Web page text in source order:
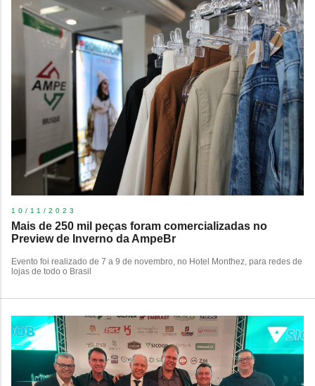
10/11/2023
Mais de 250 mil peças foram comercializadas no
Preview de Inverno da AmpeBr
Evento foi realizado de 7 a 9 de novembro, no Hotel Monthez, para redes de
lojas de todo o Brasil